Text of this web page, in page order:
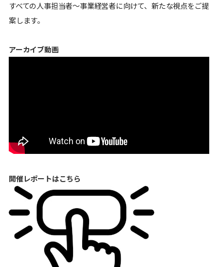
すべての人事担当者〜事業経営者に向けて、新たな視点をご提
案します。
アーカイブ動画
開催レポートはこちら